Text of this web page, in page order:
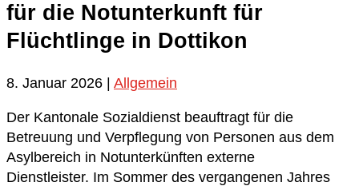
für die Notunterkunft für
Flüchtlinge in Dottikon
8. Januar 2026 | Allgemein
Der Kantonale Sozialdienst beauftragt für die
Betreuung und Verpflegung von Personen aus dem
Asylbereich in Notunterkünften externe
Dienstleister. Im Sommer des vergangenen Jahres